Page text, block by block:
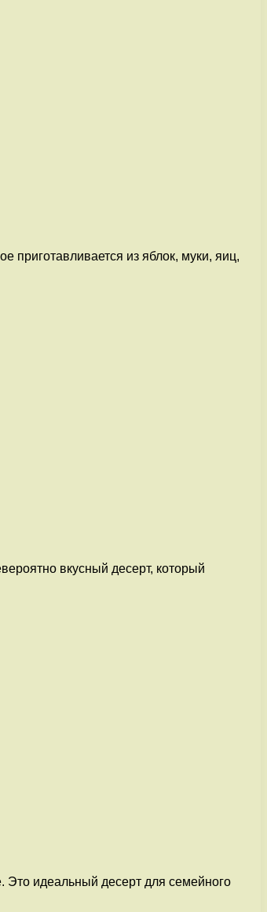
из яблок, муки, яиц,
вкусный десерт, который
Это идеальный десерт для семейного